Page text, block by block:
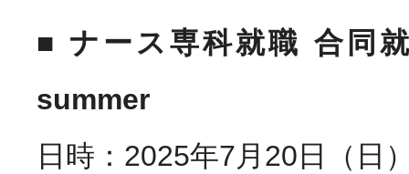
■ ナース専科就職 合同
summer
日時：2025年7月20日（日